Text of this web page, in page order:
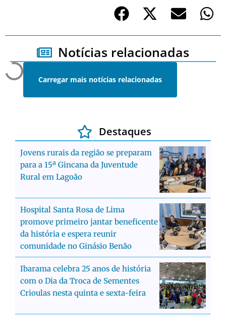
Notícias relacionadas
Carregar mais notícias relacionadas
Destaques
Jovens rurais da região se preparam
para a 15ª Gincana da Juventude
Rural em Lagoão
Hospital Santa Rosa de Lima
promove primeiro jantar beneficente
da história e espera reunir
comunidade no Ginásio Benão
Ibarama celebra 25 anos de história
com o Dia da Troca de Sementes
Crioulas nesta quinta e sexta-feira